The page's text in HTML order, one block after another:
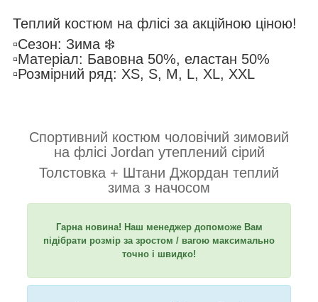
Теплий костюм на флісі за акційною ціною!
▫️Сезон: Зима ❄️
▫️Матеріал: Бавовна 50%, еластан 50%
▫️Розмірний ряд: XS, S, M, L, XL, XXL
Спортивний костюм чоловічий зимовий
на флісі Jordan утеплений сірий
Толстовка + Штани Джордан теплий
зима з начосом
Гарна новина! Наш менеджер допоможе Вам
підібрати розмір за зростом / вагою максимально
точно і швидко!